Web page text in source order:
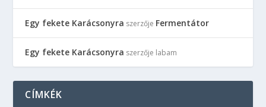
Egy fekete Karácsonyra szerzője Fermentátor
Egy fekete Karácsonyra szerzője labam
CÍMKÉK